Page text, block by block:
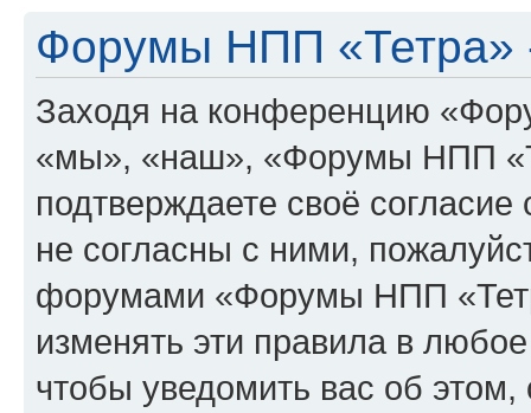
Форумы НПП «Тетра»
Заходя на конференцию
«мы», «наш», «Форумы НПП
подтверждаете своё
не согласны с ними,
форумами «Форумы НПП
изменять эти правила в
чтобы уведомить вас об